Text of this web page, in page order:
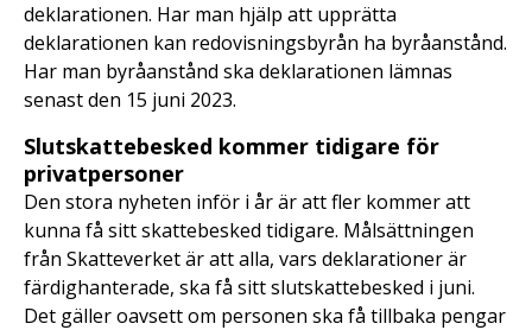
deklarationen. Har man hjälp att upprätta
deklarationen kan redovisningsbyrån ha byråanstånd.
Har man byråanstånd ska deklarationen lämnas
senast den 15 juni 2023.
Slutskattebesked kommer tidigare för
privatpersoner
Den stora nyheten inför i år är att fler kommer att
kunna få sitt skattebesked tidigare. Målsättningen
från Skatteverket är att alla, vars deklarationer är
färdighanterade, ska få sitt slutskattebesked i juni.
Det gäller oavsett om personen ska få tillbaka pengar